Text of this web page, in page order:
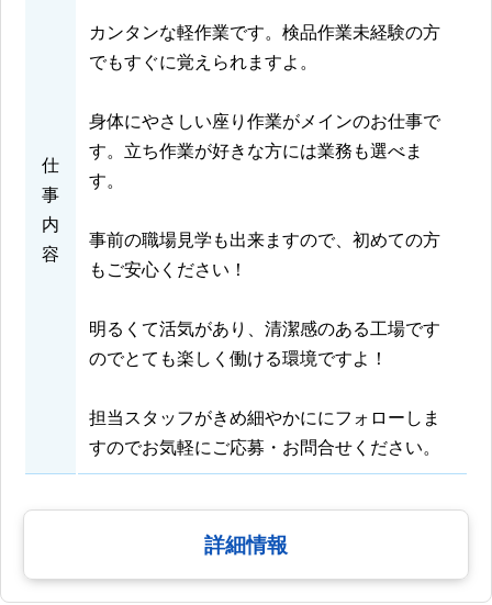
仕
事
内
容
カンタンな軽作業です。検品作業未経験の方
でもすぐに覚えられますよ。
身体にやさしい座り作業がメインのお仕事で
す。立ち作業が好きな方には業務も選べま
す。
事前の職場見学も出来ますので、初めての方
もご安心ください！
明るくて活気があり、清潔感のある工場です
のでとても楽しく働ける環境ですよ！
担当スタッフがきめ細やかににフォローしま
すのでお気軽にご応募・お問合せください。
詳細情報